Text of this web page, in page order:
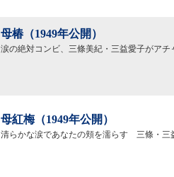
母椿（1949年公開）
涙の絶対コンビ、三條美紀・三益愛子がア
母紅梅（1949年公開）
清らかな涙であなたの頬を濡らす 三條・三